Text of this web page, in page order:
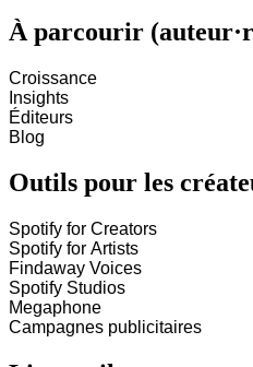
À parcourir
Croissance
Insights
Éditeurs
Blog
Outils pour les
Spotify for Creators
Spotify for Artists
Findaway Voices
Spotify Studios
Megaphone
Campagnes publicitaires